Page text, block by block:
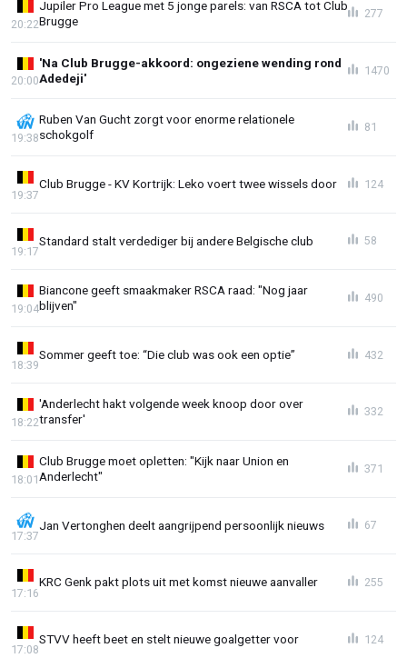
Jupiler Pro League met 5 jonge parels: van RSCA tot Club
Brugge
20:22
277
'Na Club Brugge-akkoord: ongeziene wending rond
Adedeji'
20:00
1470
Ruben Van Gucht zorgt voor enorme relationele
schokgolf
19:38
81
Club Brugge - KV Kortrijk: Leko voert twee wissels door
19:37
124
Standard stalt verdediger bij andere Belgische club
19:17
58
Biancone geeft smaakmaker RSCA raad: "Nog jaar
blijven"
19:04
490
Sommer geeft toe: “Die club was ook een optie”
18:39
432
'Anderlecht hakt volgende week knoop door over
transfer'
18:22
332
Club Brugge moet opletten: "Kijk naar Union en
Anderlecht"
18:01
371
Jan Vertonghen deelt aangrijpend persoonlijk nieuws
17:37
67
KRC Genk pakt plots uit met komst nieuwe aanvaller
17:16
255
STVV heeft beet en stelt nieuwe goalgetter voor
17:08
124